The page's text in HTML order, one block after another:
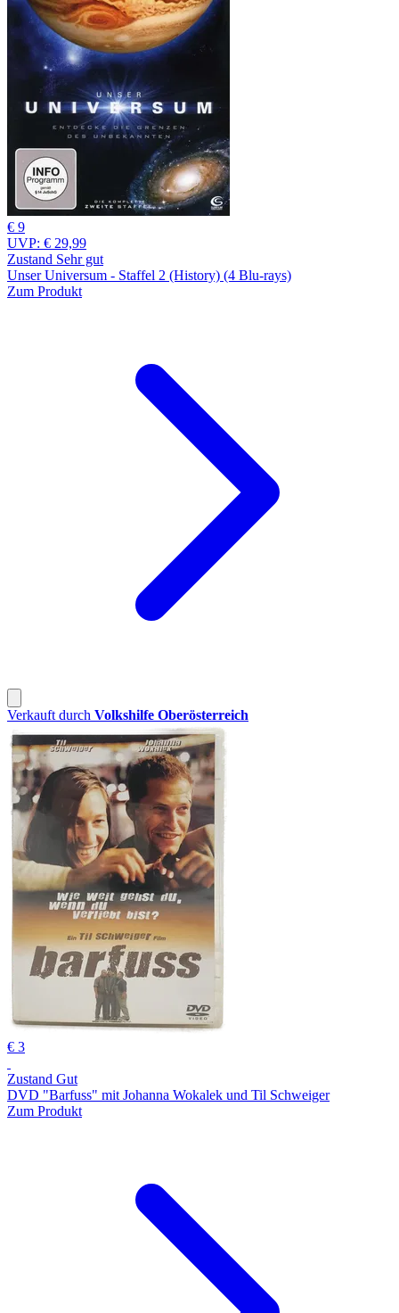
€ 9
UVP: € 29,99
Zustand Sehr gut
Unser Universum - Staffel 2 (History) (4 Blu-rays)
Zum Produkt
Verkauft durch Volkshilfe Oberösterreich
€ 3
Zustand Gut
DVD "Barfuss" mit Johanna Wokalek und Til Schweiger
Zum Produkt